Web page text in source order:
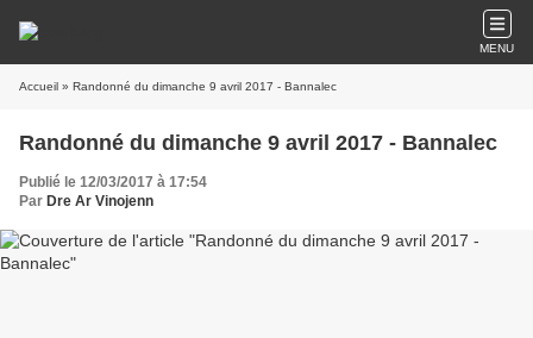
MENU
Accueil » Randonné du dimanche 9 avril 2017 - Bannalec
Randonné du dimanche 9 avril 2017 - Bannalec
Publié le 12/03/2017 à 17:54
Par Dre Ar Vinojenn